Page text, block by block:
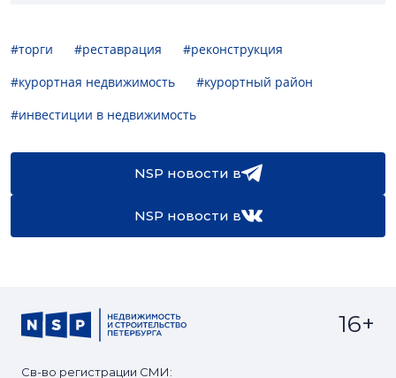
#торги #реставрация
#реконструкция
#курортная недвижимость
#курортный район
#инвестиции в недвижимость
NSP новости в
NSP новости в
Св-во регистрации СМИ:
16+